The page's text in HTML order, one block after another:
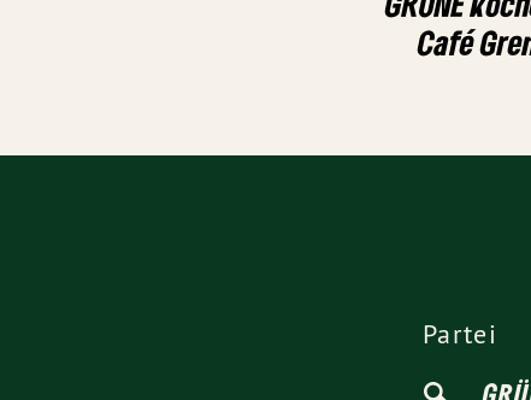
Café
Partei